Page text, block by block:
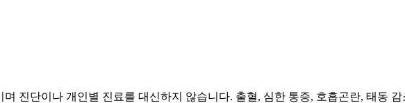
진단이나 개인별 진료를 대신하지 않습니다. 출혈, 심한 통증, 호흡곤란, 태동